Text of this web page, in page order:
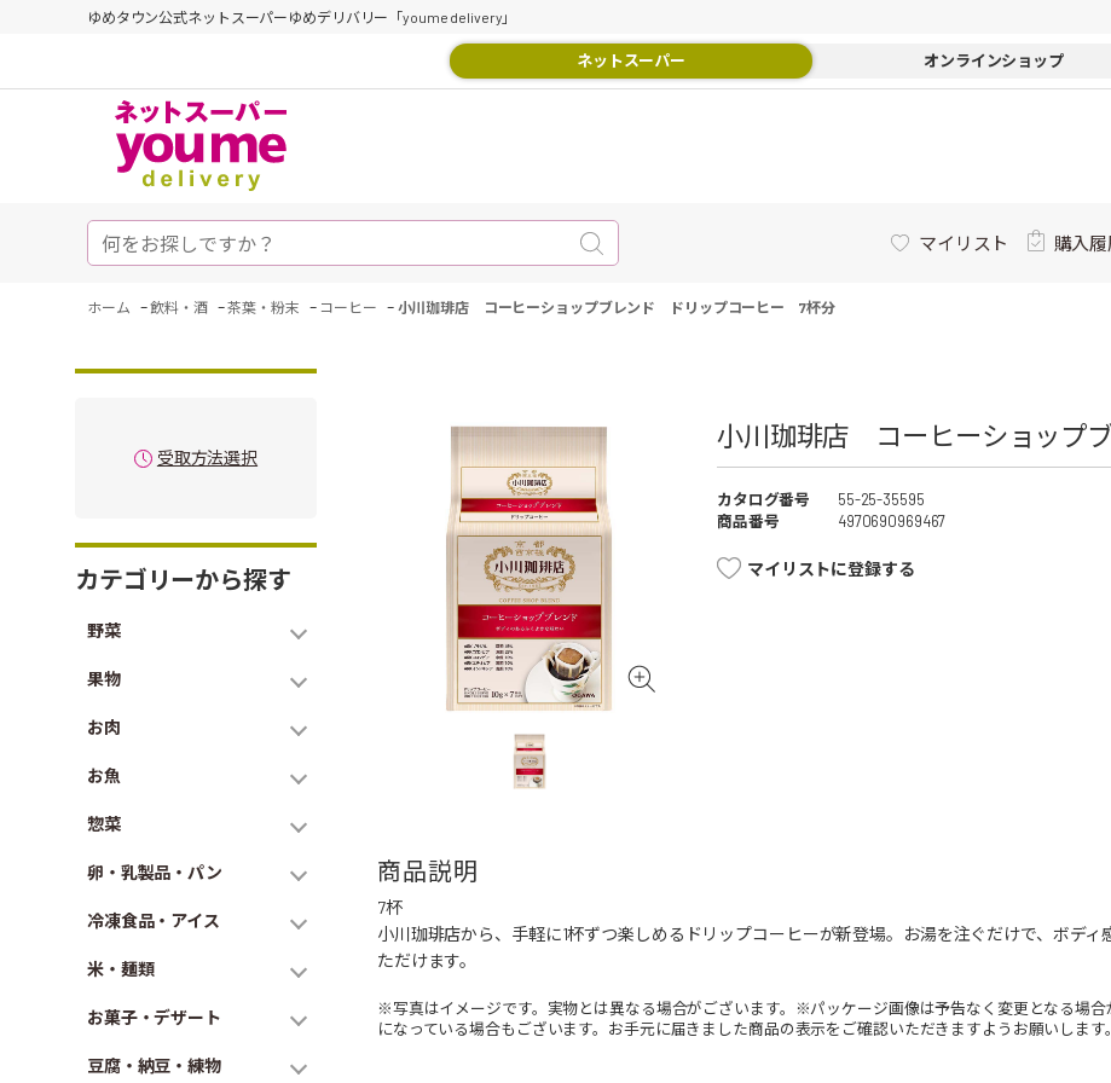
ゆめタウン公式ネットスーパーゆめデリバリー「youme delivery」
ネットスーパー オンラインショップ
マイリスト 購入
ホーム -飲料・酒 -茶葉・粉末 - コーヒー - 小川珈琲店 コーヒーショップブレンド ドリップコーヒー 7杯分
受取方法選択
カテゴリーから探す
野菜
果物
お肉
お魚
惣菜
卵・乳製品・パン
冷凍食品・アイス
米・麺類
お菓子・デザート
豆腐・納豆・練物
小川珈琲店 コーヒーショップ
カタログ番号
55-25-35595
商品番号
4970690969467
マイリストに登録する
商品説明
7杯
小川珈琲店から、手軽に1杯ずつ楽しめるドリップコーヒーが新登場。お湯を注ぐだけで、ボデ
ただけます。
※写真はイメージです。実物とは異なる場合がございます。※パッケージ画像は予告なく変更となる場
になっている場合もございます。お手元に届きました商品の表示をご確認いただきますようお願いします。